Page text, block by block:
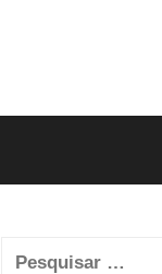
Pesquisar